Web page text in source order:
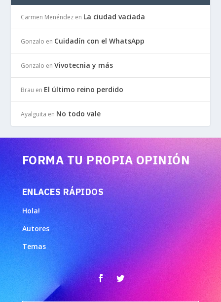
Carmen Menéndez en La ciudad vaciada
Gonzalo en Cuidadín con el WhatsApp
Gonzalo enVivotecnia y más
Brau en El último reino perdido
Ayalguita en No todo vale
FORMA TU PROPIA OPINIÓN
ENLACES RÁPIDOS
Hola!
Autores
Temas